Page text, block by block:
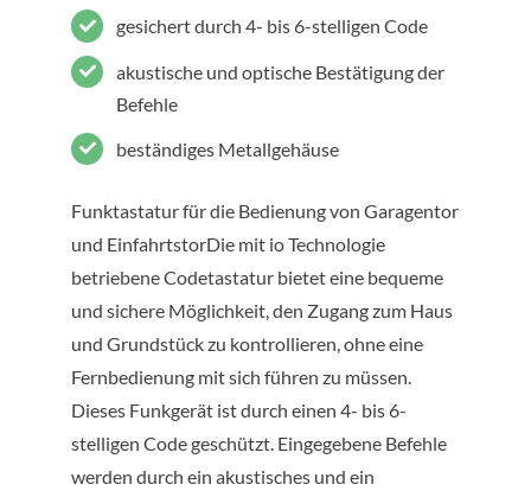
gesichert durch 4- bis 6-stelligen Code
akustische und optische Bestätigung der
Befehle
beständiges Metallgehäuse
Funktastatur für die Bedienung von Garagentor
und EinfahrtstorDie mit io Technologie
betriebene Codetastatur bietet eine bequeme
und sichere Möglichkeit, den Zugang zum Haus
und Grundstück zu kontrollieren, ohne eine
Fernbedienung mit sich führen zu müssen.
Dieses Funkgerät ist durch einen 4- bis 6-
stelligen Code geschützt. Eingegebene Befehle
werden durch ein akustisches und ein